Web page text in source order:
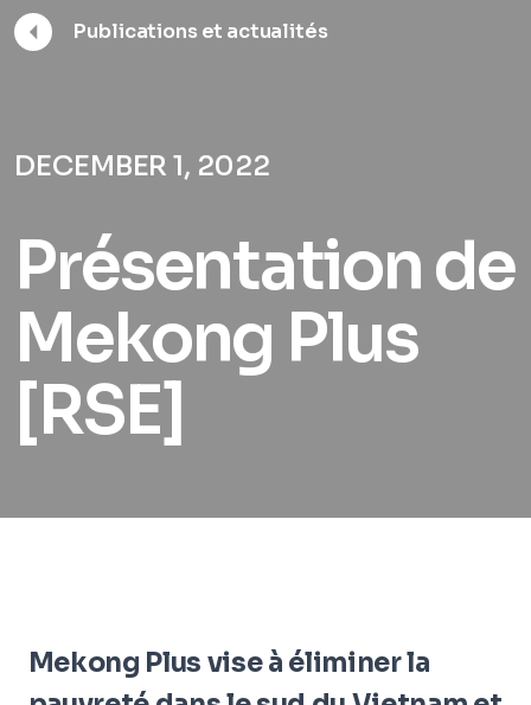
Publications et actualités
DECEMBER 1, 2022
Présentation de
Mekong Plus
[RSE]
Mekong Plus vise à éliminer la